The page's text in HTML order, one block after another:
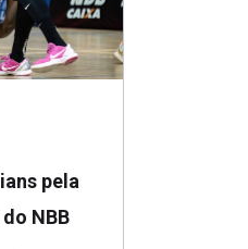
pela
NBB